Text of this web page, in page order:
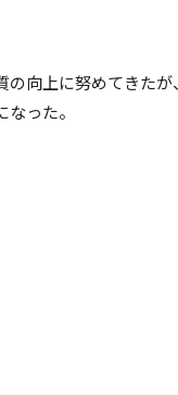
向上に努めてきた
った。